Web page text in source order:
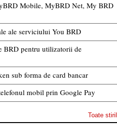
Mobile, MyBRD Net, My BRD
ale serviciului You BRD
BRD pentru utilizatorii de
sub forma de card bancar
mobil prin Google Pay
Toate